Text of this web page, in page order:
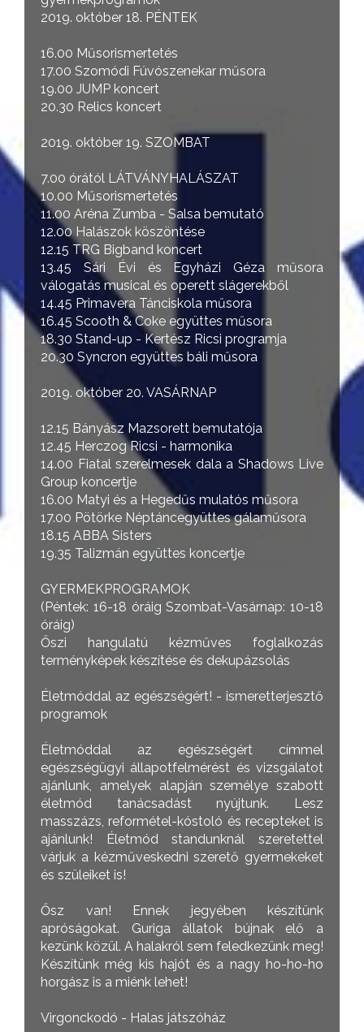
2019. október 18. PÉNTEK
16.00 Műsorismertetés
17.00 Szomódi Fúvószenekar műsora
19.00 JUMP koncert
20.30 Relics koncert
2019. október 19. SZOMBAT
7.00 órától LÁTVÁNYHALÁSZAT
10.00 Műsorismertetés
11.00 Aréna Zumba - Salsa bemutató
12.00 Halászok köszöntése
12.15 TRG Bigband koncert
13.45 Sári Évi és Egyházi Géza műsora
válogatás musical és operett slágerekből
14.45 Primavera Tánciskola műsora
16.45 Scooth & Coke együttes műsora
18.30 Stand-up - Kertész Ricsi programja
20.30 Syncron együttes báli műsora
2019. október 20. VASÁRNAP
12.15 Bányász Mazsorett bemutatója
12.45 Herczog Ricsi - harmonika
14.00 Fiatal szerelmesek dala a Shadows Live
Group koncertje
16.00 Matyi és a Hegedűs mulatós műsora
17.00 Pötörke Néptáncegyüttes gálaműsora
18.15 ABBA Sisters
19.35 Talizmán együttes koncertje
GYERMEKPROGRAMOK
(Péntek: 16-18 óráig Szombat-Vasárnap: 10-18
óráig)
Őszi hangulatú kézműves foglalkozás
terményképek készítése és dekupázsolás
Életmóddal az egészségért! - ismeretterjesztő
programok
Életmóddal az egészségért címmel
egészségügyi állapotfelmérést és vizsgálatot
ajánlunk, amelyek alapján személye szabott
életmód tanácsadást nyújtunk. Lesz
masszázs, reformétel-kóstoló és recepteket is
ajánlunk! Életmód standunknál szeretettel
várjuk a kézműveskedni szerető gyermekeket
és szüleiket is!
Ősz van! Ennek jegyében készítünk
apróságokat. Guriga állatok bújnak elő a
kezünk közül. A halakról sem feledkezünk meg!
Készítünk még kis hajót és a nagy ho-ho-ho
horgász is a miénk lehet!
Virgonckodó - Halas játszóház